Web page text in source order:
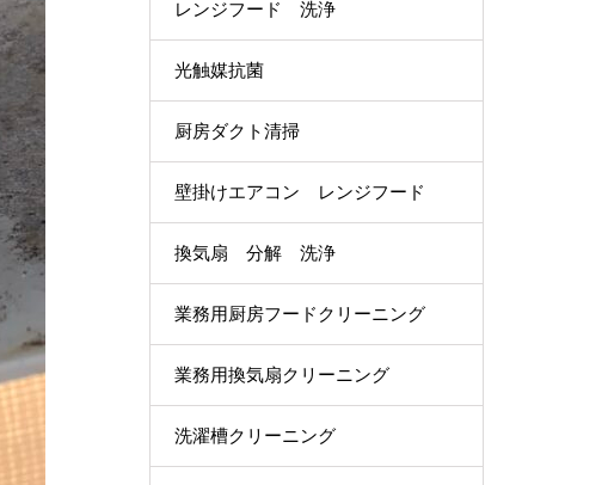
レンジフード 洗浄
光触媒抗菌
厨房ダクト清掃
壁掛けエアコン レンジフード
換気扇 分解 洗浄
業務用厨房フードクリーニング
業務用換気扇クリーニング
洗濯槽クリーニング